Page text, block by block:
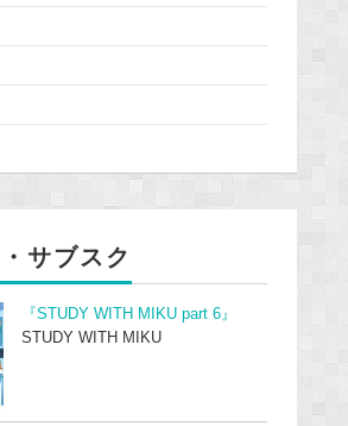
サブスク
『STUDY WITH MIKU part 6』
STUDY WITH MIKU